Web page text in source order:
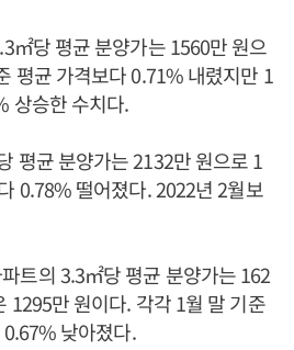
㎡당 평균 분양가는 1560만 원으
평균 가격보다 0.71% 내렸지만 1
상승한 수치다.
평균 분양가는 2132만 원으로 1
0.78% 떨어졌다. 2022년 2월보
트의 3.3㎡당 평균 분양가는 162
1295만 원이다. 각각 1월 말 기준
낮아졌다.